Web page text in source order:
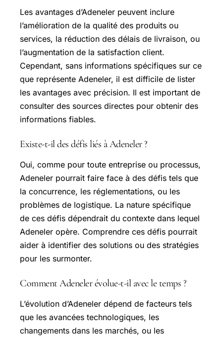
Les avantages d’Adeneler peuvent inclure
l’amélioration de la qualité des produits ou
services, la réduction des délais de livraison, ou
l’augmentation de la satisfaction client.
Cependant, sans informations spécifiques sur ce
que représente Adeneler, il est difficile de lister
les avantages avec précision. Il est important de
consulter des sources directes pour obtenir des
informations fiables.
Existe-t-il des défis liés à Adeneler ?
Oui, comme pour toute entreprise ou processus,
Adeneler pourrait faire face à des défis tels que
la concurrence, les réglementations, ou les
problèmes de logistique. La nature spécifique
de ces défis dépendrait du contexte dans lequel
Adeneler opère. Comprendre ces défis pourrait
aider à identifier des solutions ou des stratégies
pour les surmonter.
Comment Adeneler évolue-t-il avec le temps ?
L’évolution d’Adeneler dépend de facteurs tels
que les avancées technologiques, les
changements dans les marchés, ou les